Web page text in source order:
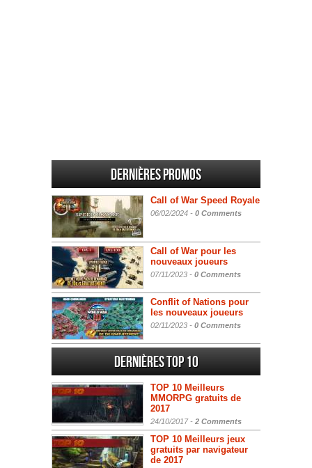
Dernières promos
Call of War Speed Royale
06/02/2024 - 0 Comments
Call of War pour les
nouveaux joueurs
07/11/2023 - 0 Comments
Conflit of Nations pour
les nouveaux joueurs
02/11/2023 - 0 Comments
Dernières Top 10
TOP 10 Meilleurs
MMORPG gratuits de
2017
24/10/2017 - 2 Comments
TOP 10 Meilleurs jeux
gratuits par navigateur
de 2017